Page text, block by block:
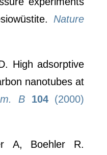
Nature
High adsorptive
nanotubes at
B 104(2000)
A, Boehler R.